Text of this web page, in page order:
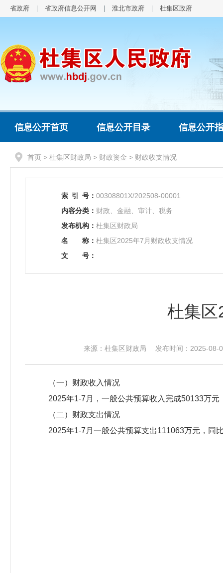
省政府 省政府信息公开网 淮北市政府 杜集区政府
信息公开首页 信息公开目录 信息公开
首页 > 杜集区财政局 > 财政资金 > 财政收支情况
索 引 号： 00308801X/202508-00001
内容分类： 财政、金融、审计、税务
发布机构： 杜集区财政局
名
称： 杜集区2025年7月财政收支情况
文
号：
杜集区
来源：杜集区财政局 发布时间：2025-
（一）财政收入情况
2025年1-7月，一般公共预算收入完成50133万
（二）财政支出情况
2025年1-7月一般公共预算支出111063万元，同